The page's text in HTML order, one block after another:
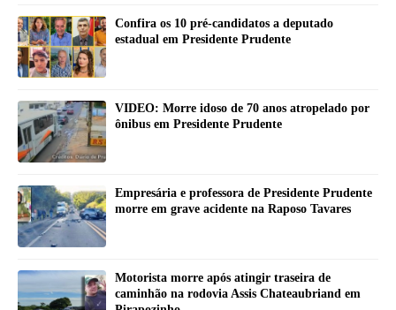
Confira os 10 pré-candidatos a deputado
estadual em Presidente Prudente
VIDEO: Morre idoso de 70 anos atropelado por
ônibus em Presidente Prudente
Empresária e professora de Presidente Prudente
morre em grave acidente na Raposo Tavares
Motorista morre após atingir traseira de
caminhão na rodovia Assis Chateaubriand em